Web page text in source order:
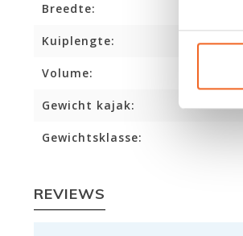
Breedte:
Kuiplengte:
Volume:
Gewicht kajak:
Gewichtsklasse:
REVIEWS